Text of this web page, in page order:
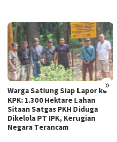
»
Warga Satiung Siap Lapor ke
KPK: 1.300 Hektare Lahan
Sitaan Satgas PKH Diduga
Dikelola PT IPK, Kerugian
Negara Terancam